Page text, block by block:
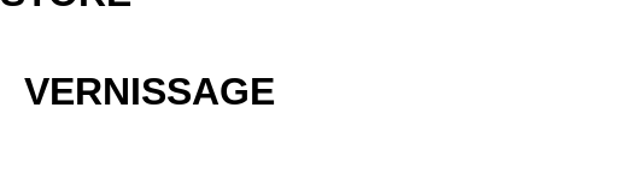
VERNISSAGE